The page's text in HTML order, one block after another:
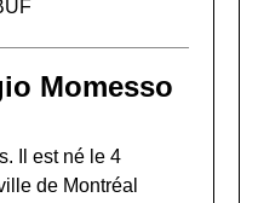
Momesso
Il est né le 4
de Montréal